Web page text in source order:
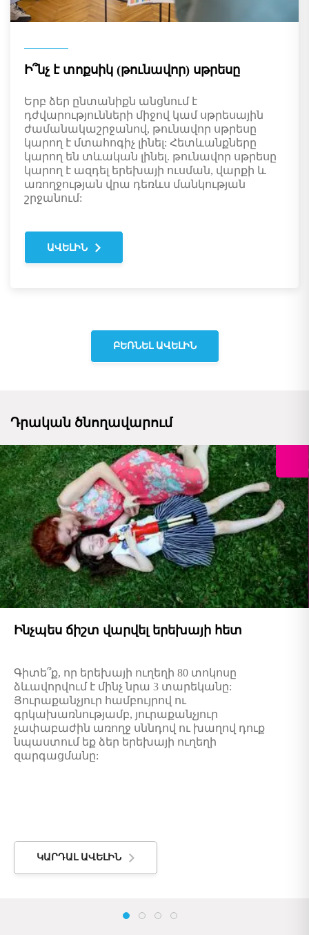
Ի՞նչ է տոքսիկ (թունավոր) սթրեսը
Երբ ձեր ընտանիքն անցնում է
դժվարությունների միջով կամ սթրեսային
ժամանակաշրջանով, թունավոր սթրեսը
կարող է մտահոգիչ լինել: Հետևանքները
կարող են տևական լինել. թունավոր սթրեսը
կարող է ազդել երեխայի ուսման, վարքի և
առողջության վրա դեռևս մանկության
շրջանում:
ԱՎԵԼԻՆ
ԲԵՌՆԵԼ ԱՎԵԼԻՆ
Դրական ծնողավարում
Ինչպես ճիշտ վարվել երեխայի հետ
Գիտե՞ք, որ երեխայի ուղեղի 80 տոկոսը
ձևավորվում է մինչ նրա 3 տարեկանը:
Յուրաքանչյուր համբույրով ու
գրկախառնությամբ, յուրաքանչյուր
չափաբաժին առողջ սննդով ու խաղով դուք
նպաստում եք ձեր երեխայի ուղեղի
զարգացմանը:
ԿԱՐԴԱԼ ԱՎԵԼԻՆ